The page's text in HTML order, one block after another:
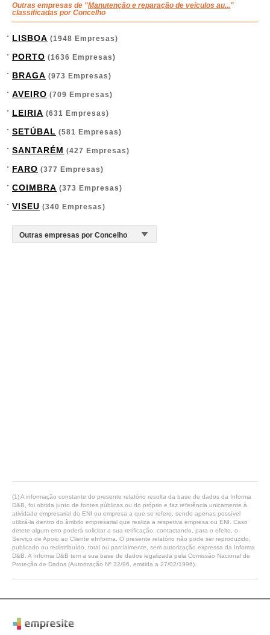
Outras empresas de "Manutenção e reparação de veículos au..."
classificadas por Concelho
LISBOA (1948 Empresas)
PORTO (1636 Empresas)
BRAGA (973 Empresas)
AVEIRO (709 Empresas)
LEIRIA (631 Empresas)
SETÚBAL (581 Empresas)
SANTARÉM (427 Empresas)
FARO (377 Empresas)
COIMBRA (373 Empresas)
VISEU (340 Empresas)
(1) A informação constante do presente relatório resulta da base de dados da Informa
D&B, foi obtida junto de fontes públicas ou do próprio e faz referência unicamente à
atividade empresarial do ENI ou empresa a que se refere, sendo apenas possível
utilizá-la dentro do âmbito empresarial que realiza a respetiva empresa ou ENI. Caso
detete algum erro poderá solicitar a sua retificação, contactando, para o efeito, o
Serviço de Apoio ao Cliente eInforma. O presente relatório não pode ser reproduzido,
publicado ou redistribuído, total ou parcialmente, sem autorização expressa da Informa
D&B. A Informa D&B tem a sua base de dados legalizada pela Comissão Nacional de
Proteção de Dados (Autorização Nº 32/96, emitida a 27/02/1996).